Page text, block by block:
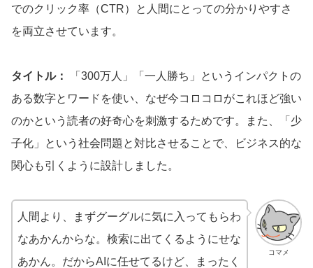
でのクリック率（CTR）と人間にとっての分かりやすさ
を両立させています。
タイトル：
「300万人」「一人勝ち」というインパクトの
ある数字とワードを使い、なぜ今コロコロがこれほど強い
のかという読者の好奇心を刺激するためです。また、「少
子化」という社会問題と対比させることで、ビジネス的な
関心も引くように設計しました。
コマメ
人間より、まずグーグルに気に入ってもらわ
なあかんからな。検索に出てくるようにせな
あかん。だからAIに任せてるけど、まったく